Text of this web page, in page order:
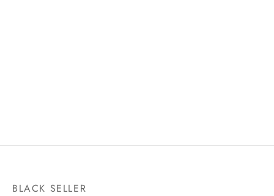
BLACK SELLER